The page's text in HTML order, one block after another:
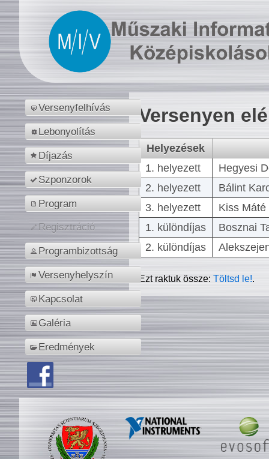
Versenyfelhívás
Lebonyolítás
Díjazás
Szponzorok
Program
Regisztráció
Programbizottság
Versenyhelyszín
Kapcsolat
Galéria
Eredmények
Versenyen
Helyezések
1. helyezett
Hegyesi
2. helyezett
Bálint
3. helyezett
Kiss
1. különdíjas
Bosznai
2. különdíjas
Ezt raktuk össze:Töltsd le!.